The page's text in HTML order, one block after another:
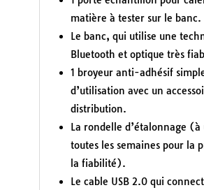
matière à tester sur le banc.
Le banc, qui utilise une
Bluetooth et optique très
1 broyeur anti-adhésif
d’utilisation avec un
distribution.
La rondelle d’étalonnage (à
toutes les semaines pour la
la fiabilité).
Le cable USB 2.0 qui